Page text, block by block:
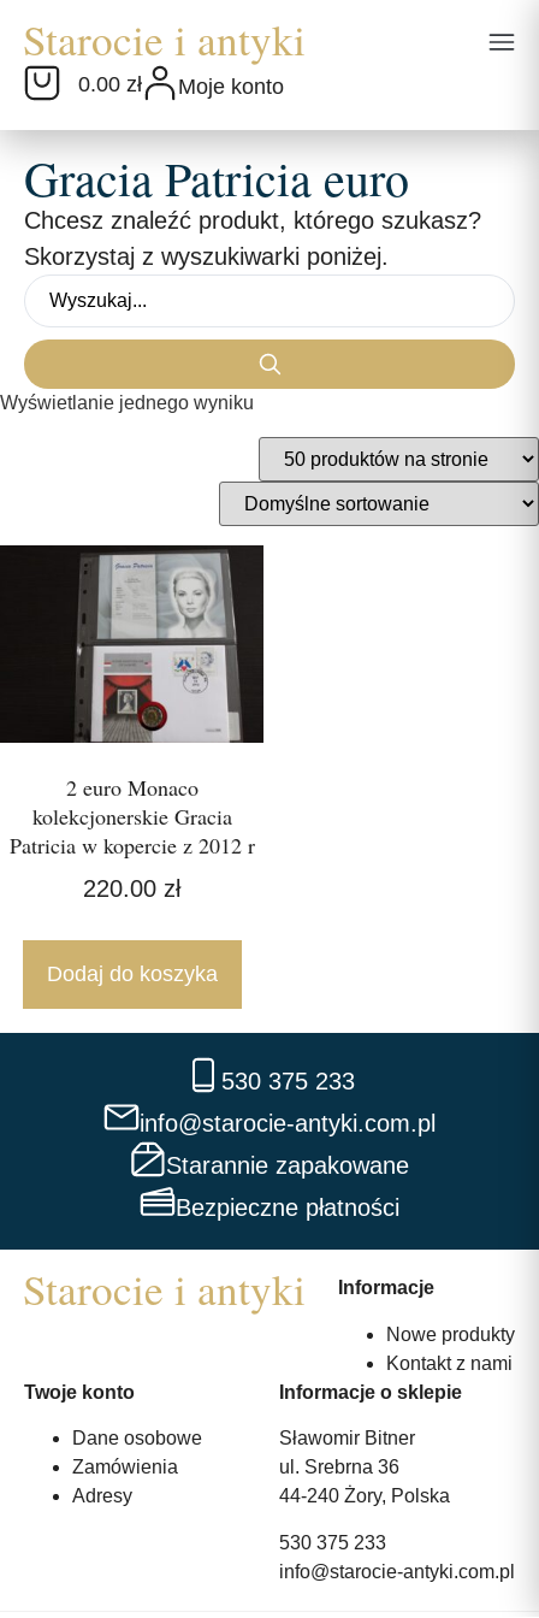
0.00 zł Moje konto
Gracia Patricia euro
Chcesz znaleźć produkt, którego szukasz?
Skorzystaj z wyszukiwarki poniżej.
Wyświetlanie jednego wyniku
2 euro Monaco
kolekcjonerskie Gracia
Patricia w kopercie z 2012 r
220.00 zł
Dodaj do koszyka
530 375 233
info@starocie-antyki.com.pl
Starannie zapakowane
Bezpieczne płatności
Informacje
Nowe produkty
Kontakt z nami
Twoje konto
Dane osobowe
Zamówienia
Adresy
Informacje o sklepie
Sławomir Bitner
ul. Srebrna 36
44-240 Żory, Polska
530 375 233
info@starocie-antyki.com.pl